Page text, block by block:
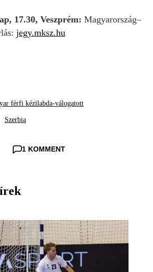
17.30, Veszprém: Magyarország–
jegy.mksz.hu
férfi kézilabda-válogatott
Szerbia
1 KOMMENT